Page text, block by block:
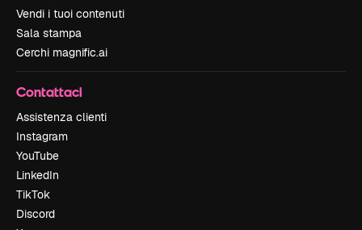
Vendi i tuoi contenuti
Sala stampa
Cerchi magnific.ai
Contattaci
Assistenza clienti
Instagram
YouTube
LinkedIn
TikTok
Discord